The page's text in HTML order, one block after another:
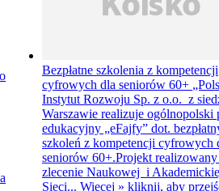
Bezpłatne szkolenia z kompetencji
cyfrowych dla seniorów 60+
Instytut Rozwoju Sp. z o.o. z
Warszawie realizuje
edukacyjny „eFajfy” dot.
szkoleń z kompetencji cyfrowych
seniorów 60+.Projekt realizowany
zlecenie Naukowej i
Sieci... Więcej » kliknij, aby